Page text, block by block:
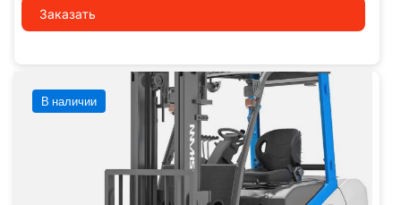
Заказать
В наличии